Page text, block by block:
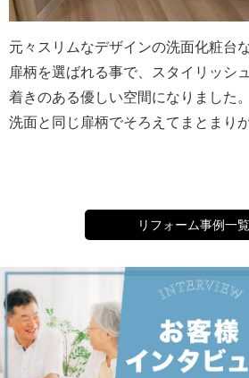
元々スリムなデザインの洗面化粧台
扉柄を選ばれる事で、スタイリッシ
着きのある優しい空間になりました
洗面と同じ扉柄でそろえてまとまりが
リフォーム事例一